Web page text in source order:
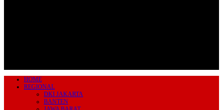
HOME
REGIONAL
DKI JAKARTA
BANTEN